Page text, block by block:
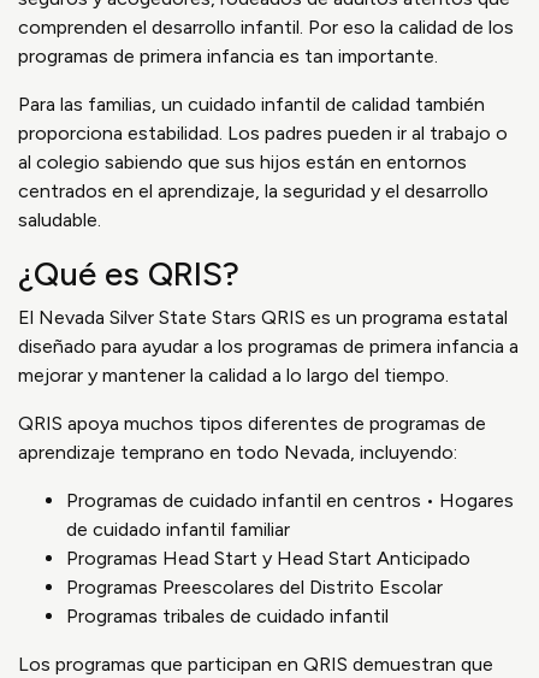
comprenden el desarrollo infantil. Por eso la calidad de los
programas de primera infancia es tan importante.
Para las familias, un cuidado infantil de calidad también
proporciona estabilidad. Los padres pueden ir al trabajo o
al colegio sabiendo que sus hijos están en entornos
centrados en el aprendizaje, la seguridad y el desarrollo
saludable.
¿Qué es QRIS?
El Nevada Silver State Stars QRIS es un programa estatal
diseñado para ayudar a los programas de primera infancia a
mejorar y mantener la calidad a lo largo del tiempo.
QRIS apoya muchos tipos diferentes de programas de
aprendizaje temprano en todo Nevada, incluyendo:
Programas de cuidado infantil en centros • Hogares
de cuidado infantil familiar
Programas Head Start y Head Start Anticipado
Programas Preescolares del Distrito Escolar
Programas tribales de cuidado infantil
Los programas que participan en QRIS demuestran que